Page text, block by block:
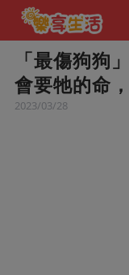
「最傷狗狗
會要牠的命
2023/03/28